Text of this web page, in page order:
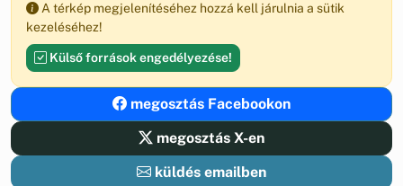
A térkép megjelenítéséhez hozzá kell járulnia a sütik
kezeléséhez!
Külső források engedélyezése!
megosztás Facebookon
megosztás X-en
küldés emailben